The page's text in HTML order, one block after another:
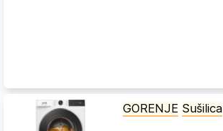
GORENJE Sušilica